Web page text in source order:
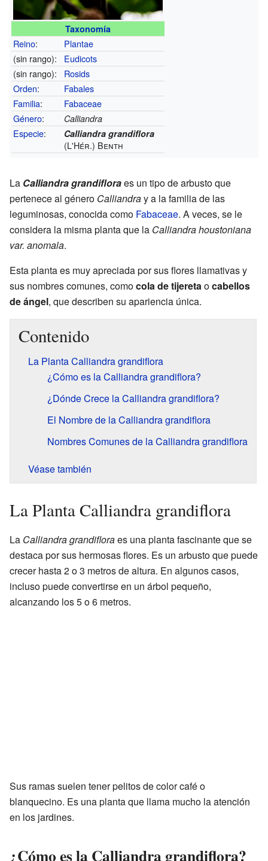
Taxonomía
Reino:
Plantae
(sin rango):
Eudicots
(sin rango):
Rosids
Orden:
Fabales
Familia:
Fabaceae
Género: Calliandra
Especie: Calliandra grandiflora
(L'Hér.) Benth
La Calliandra grandifloraes un tipo de arbusto que
pertenece al género Calliandray a la familia de las
leguminosas, conocida como Fabaceae. A veces, se le
considera la misma planta que la Calliandra houstoniana
var. anomala.
Esta planta es muy apreciada por sus flores llamativas y
sus nombres comunes, comocola de tijeretaocabellos
de ángel, que describen su apariencia única.
Contenido
La Planta Calliandra grandiflora
¿Cómo es la Calliandra grandiflora?
¿Dónde Crece la Calliandra grandiflora?
El Nombre de la Calliandra grandiflora
Nombres Comunes de la Calliandra grandiflora
Véase también
La Planta Calliandra grandiflora
La Calliandra grandifloraes una planta fascinante que se
destaca por sus hermosas flores. Es un arbusto que puede
crecer hasta 2 o 3 metros de altura. En algunos casos,
incluso puede convertirse en un árbol pequeño,
alcanzando los 5 o 6 metros.
Sus ramas suelen tener pelitos de color café o
blanquecino. Es una planta que llama mucho la atención
en los jardines.
¿Cómo es la Calliandra grandiflora?